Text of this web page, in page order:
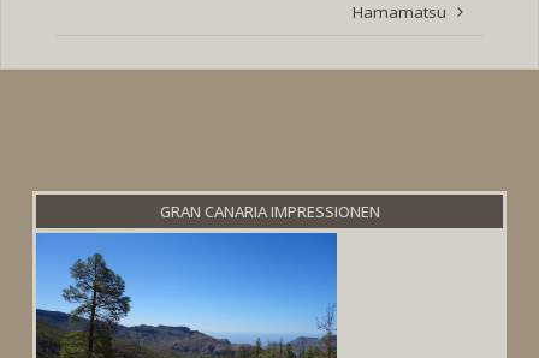
Hamamatsu
GRAN CANARIA IMPRESSIONEN